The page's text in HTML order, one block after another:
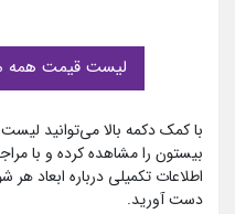
لیست قیمت همه
با کمک دکمه بالا می‌توانید
بیستون را مشاهده کرده و با
اطلاعات تکمیلی درباره ابعاد
دست آورید.